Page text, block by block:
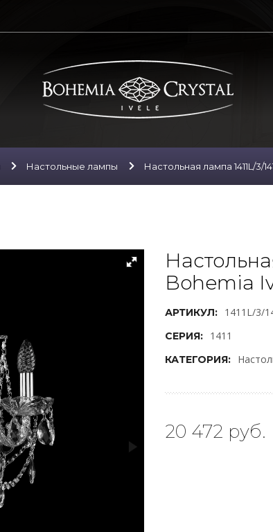
Настольные лампы Настольная лампа 1411L/3/
Bohemia
АРТИКУЛ: 1411L/3/
СЕРИЯ: 1411
КАТЕГОРИЯ:
20 472 руб.